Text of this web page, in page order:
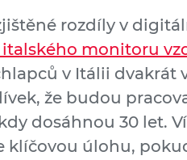
rozdíly v
italského monitoru
v Itálii dvakrát
že budou
dosáhnou 30 let.
úlohu,